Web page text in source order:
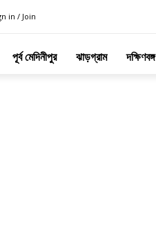
in / Join
পূর্ব মেদিনীপুর ঝাড়গ্রাম দক্ষিণবঙ্গ